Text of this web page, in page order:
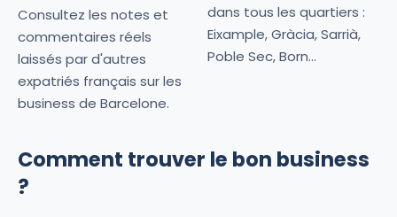
Consultez les notes et
commentaires réels
laissés par d'autres
expatriés français sur les
business de Barcelone.
dans tous les quartiers :
Eixample, Gràcia, Sarrià,
Poble Sec, Born...
Comment trouver le bon business
?